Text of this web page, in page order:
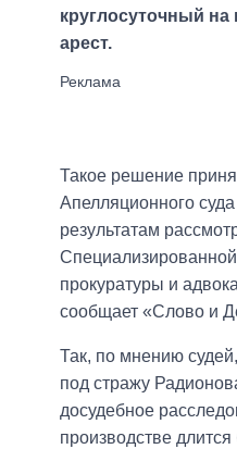
круглосуточный
арест.
Такое решение
Апелляционного
результатам
прокуратуры и
сообщает «Слово и
Так, по мнению
под стражу
досудебное
производстве